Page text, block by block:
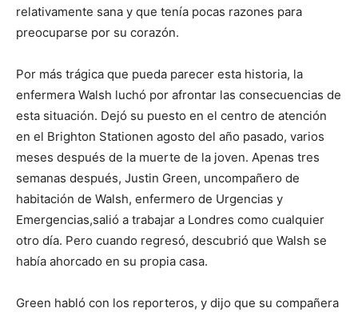
relativamente sana y que tenía pocas razones para
preocuparse por su corazón.
Por más trágica que pueda parecer esta historia, la
enfermera Walsh luchó por afrontar las consecuencias de
esta situación. Dejó su puesto en el centro de atención
en el Brighton Stationen agosto del año pasado, varios
meses después de la muerte de la joven. Apenas tres
semanas después, Justin Green, uncompañero de
habitación de Walsh, enfermero de Urgencias y
Emergencias,salió a trabajar a Londres como cualquier
otro día. Pero cuando regresó, descubrió que Walsh se
había ahorcado en su propia casa.
Green habló con los reporteros, y dijo que su compañera